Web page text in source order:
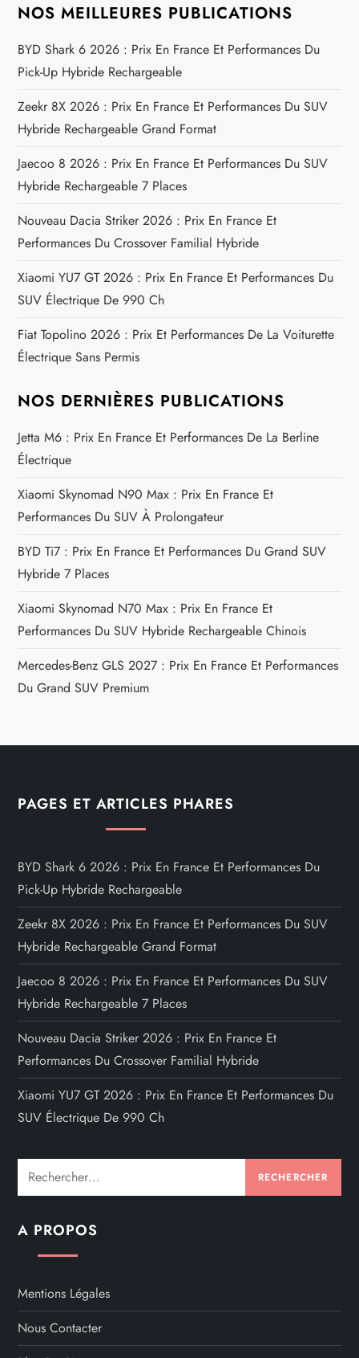
t
i
o
n
d
e
l
’
a
r
t
i
c
l
e
NOS MEILLEURES PUBLICATIONS
BYD Shark 6 2026 : Prix En France Et Performances Du
Pick-Up Hybride Rechargeable
Zeekr 8X 2026 : Prix En France Et Performances Du SUV
Hybride Rechargeable Grand Format
Jaecoo 8 2026 : Prix En France Et Performances Du SUV
Hybride Rechargeable 7 Places
Nouveau Dacia Striker 2026 : Prix En France Et
Performances Du Crossover Familial Hybride
Xiaomi YU7 GT 2026 : Prix En France Et Performances Du
SUV Électrique De 990 Ch
Fiat Topolino 2026 : Prix Et Performances De La Voiturette
Électrique Sans Permis
NOS DERNIÈRES PUBLICATIONS
Jetta M6 : Prix En France Et Performances De La Berline
Électrique
Xiaomi Skynomad N90 Max : Prix En France Et
Performances Du SUV À Prolongateur
BYD Ti7 : Prix En France Et Performances Du Grand SUV
Hybride 7 Places
Xiaomi Skynomad N70 Max : Prix En France Et
Performances Du SUV Hybride Rechargeable Chinois
Mercedes-Benz GLS 2027 : Prix En France Et Performances
Du Grand SUV Premium
PAGES ET ARTICLES PHARES
BYD Shark 6 2026 : Prix En France Et Performances Du
Pick-Up Hybride Rechargeable
Zeekr 8X 2026 : Prix En France Et Performances Du SUV
Hybride Rechargeable Grand Format
Jaecoo 8 2026 : Prix En France Et Performances Du SUV
Hybride Rechargeable 7 Places
Nouveau Dacia Striker 2026 : Prix En France Et
Performances Du Crossover Familial Hybride
Xiaomi YU7 GT 2026 : Prix En France Et Performances Du
SUV Électrique De 990 Ch
Rechercher :
A PROPOS
Mentions Légales
Nous Contacter